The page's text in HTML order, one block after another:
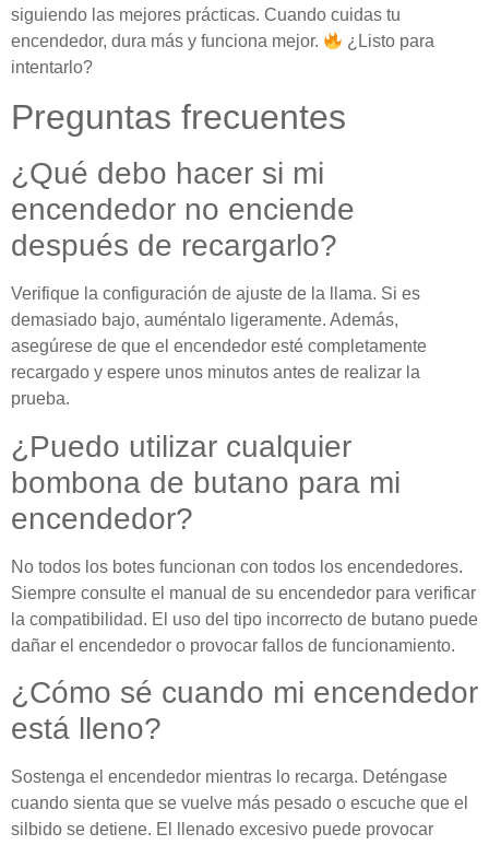
siguiendo las mejores prácticas. Cuando cuidas tu
encendedor, dura más y funciona mejor.
¿Listo para
intentarlo?
Preguntas frecuentes
¿Qué debo hacer si mi
encendedor no enciende
después de recargarlo?
Verifique la configuración de ajuste de la llama. Si es
demasiado bajo, auméntalo ligeramente. Además,
asegúrese de que el encendedor esté completamente
recargado y espere unos minutos antes de realizar la
prueba.
¿Puedo utilizar cualquier
bombona de butano para mi
encendedor?
No todos los botes funcionan con todos los encendedores.
Siempre consulte el manual de su encendedor para verificar
la compatibilidad. El uso del tipo incorrecto de butano puede
dañar el encendedor o provocar fallos de funcionamiento.
¿Cómo sé cuando mi encendedor
está lleno?
Sostenga el encendedor mientras lo recarga. Deténgase
cuando sienta que se vuelve más pesado o escuche que el
silbido se detiene. El llenado excesivo puede provocar